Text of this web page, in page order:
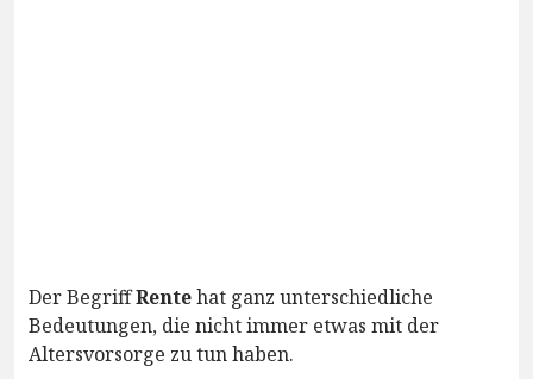
Der BegriffRentehat ganz unterschiedliche
Bedeutungen, die nicht immer etwas mit der
Altersvorsorge zu tun haben.